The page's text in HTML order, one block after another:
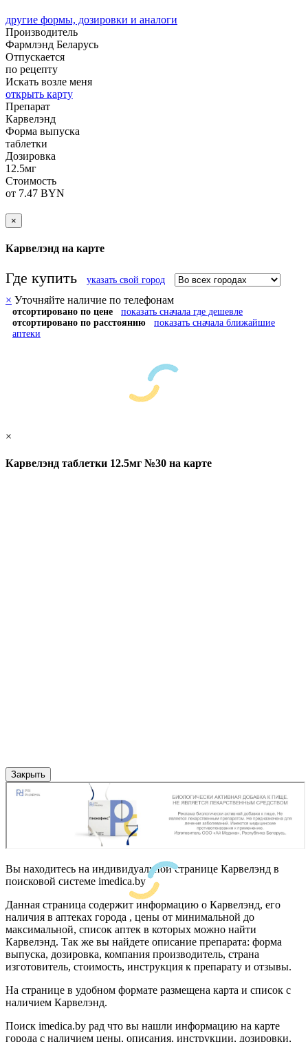
другие формы, дозировки и аналоги
Производитель
Фармлэнд Беларусь
Отпускается
по рецепту
Искать возле меня
открыть карту
Препарат
Карвелэнд
Форма выпуска
таблетки
Дозировка
12.5мг
Стоимость
от 7.47 BYN
×
Карвелэнд на карте
Где купить указать свой город
× Уточняйте наличие по телефонам
отсортировано по цене
показать сначала где дешевле
отсортировано по расстоянию
показать сначала ближайшие
аптеки
×
Карвелэнд таблетки 12.5мг №30 на карте
Закрыть
Вы находитесь на индивидуальной странице Карвелэнд в
поисковой системе imedica.by
Данная страница содержит информацию о Карвелэнд, его
наличия в аптеках города , цены от минимальной до
максимальной, список аптек в которых можно найти
Карвелэнд. Так же вы найдете описание препарата: форма
выпуска, дозировка, компания производитель, страна
изготовитель, стоимость, инструкция к препарату и отзывы.
На странице в удобном формате размещена карта и список с
наличием Карвелэнд.
Поиск imedica.by рад что вы нашли информацию на карте
города с наличием цены, описания, инструкции, дозировки,